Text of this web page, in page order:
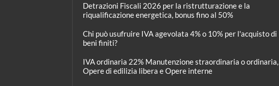
Detrazioni Fiscali 2026 per la ristrutturazione e la
riqualificazione energetica, bonus fino al 50%
Chi può usufruire IVA agevolata 4% o 10% per l'acquisto di
beni finiti?
IVA ordinaria 22% Manutenzione straordinaria o ordinaria,
Opere di edilizia libera e Opere interne